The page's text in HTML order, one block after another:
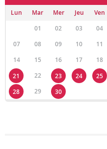
Lun Mar Mer Jeu Ven
01
02 03 04
07
08 09 10 11
14
15 16 17 18
21
22 23 24 25
28
29 30